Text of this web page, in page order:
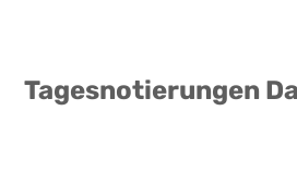
Tagesnotierungen